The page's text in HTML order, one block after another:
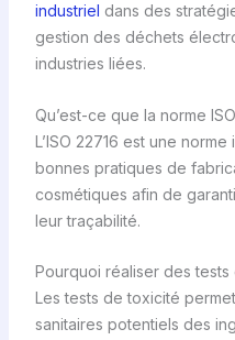
industriel dans des
gestion des déchets
industries liées.
Qu’est-ce que la norme
L’ISO 22716 est une
bonnes pratiques de
cosmétiques afin de
leur traçabilité.
Pourquoi réaliser des
Les tests de toxicité
sanitaires potentiels des